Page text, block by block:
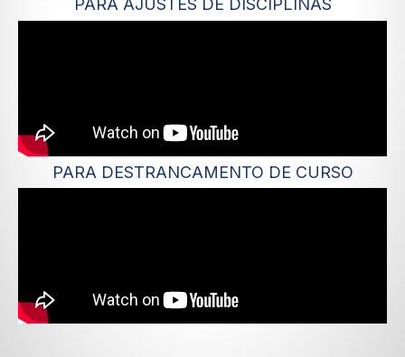
PARA AJUSTES DE DISCIPLINAS
PARA DESTRANCAMENTO DE CURSO